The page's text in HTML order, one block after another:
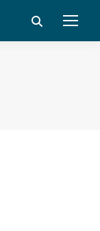
Search: